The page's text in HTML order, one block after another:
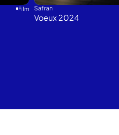
Film Safran
Voeux 2024